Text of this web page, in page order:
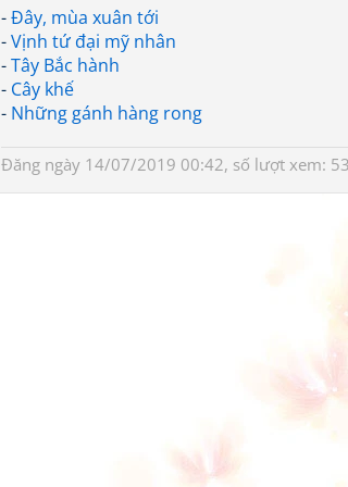
-Đây, mùa xuân tới
-Vịnh tứ đại mỹ nhân
-Tây Bắc hành
- Cây khế
- Những gánh hàng rong
Đăng ngày 14/07/2019 00:42, số lượt xem: